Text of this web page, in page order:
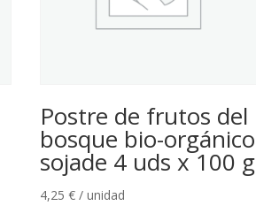
Postre de frutos del
bosque bio-orgánico
sojade 4 uds x 100 g
4,25€ / unidad